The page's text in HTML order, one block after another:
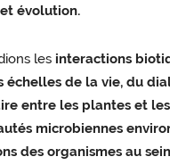
évolution.
les interactions
échelles de la vie, du
entre les plantes et les
microbiennes
des organismes au